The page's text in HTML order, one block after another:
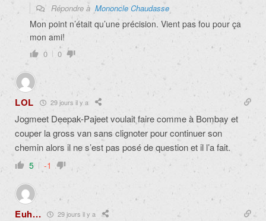
Répondre à Mononcle Chaudasse
Mon point n’était qu’une précision. Vient pas fou pour ça
mon ami!
0 0
LOL 29 jours il y a
Jogmeet Deepak-Pajeet voulait faire comme à Bombay et
couper la gross van sans clignoter pour continuer son
chemin alors il ne s’est pas posé de question et il l’a fait.
5 -1
Euh... 29 jours il y a